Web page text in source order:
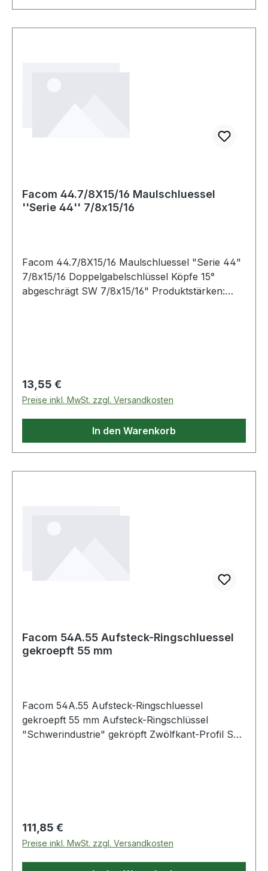
Facom 44.7/8X15/16 Maulschluessel
''Serie 44'' 7/8x15/16
Facom 44.7/8X15/16 Maulschluessel "Serie 44"
7/8x15/16 Doppelgabelschlüssel Köpfe 15°
abgeschrägt SW 7/8x15/16" Produktstärken:
Regulärer Preis:
13,55 €
Preise inkl. MwSt. zzgl. Versandkosten
In den Warenkorb
Facom 54A.55 Aufsteck-Ringschluessel
gekroepft 55 mm
Facom 54A.55 Aufsteck-Ringschluessel
gekroepft 55 mm Aufsteck-Ringschlüssel
"Schwerindustrie" gekröpft Zwölfkant-Profil SW
dem Schaft für die Finger bzw. zur Überwindung
eines Hindernisses Ideal zum Anziehen von
Muttern bei Serienarbeiten verchromt, satiniert
Weitere Produkte im Bereich Ringschlüssel
Regulärer Preis:
111,85 €
Preise inkl. MwSt. zzgl. Versandkosten